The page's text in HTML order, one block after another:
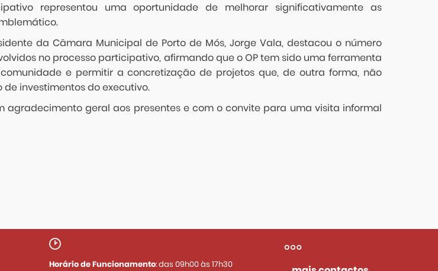
representou uma oportunidade de melhorar significativamente as
da Câmara Municipal de Porto de Mós, Jorge Vala, destacou o número
no processo participativo, afirmando que o OP tem sido uma ferramenta
e permitir a concretização de projetos que, de outra forma, não
investimentos do executivo.
agradecimento geral aos presentes e com o convite para uma visita informal
Horário de Funcionamento: das 09h00 às 17h30